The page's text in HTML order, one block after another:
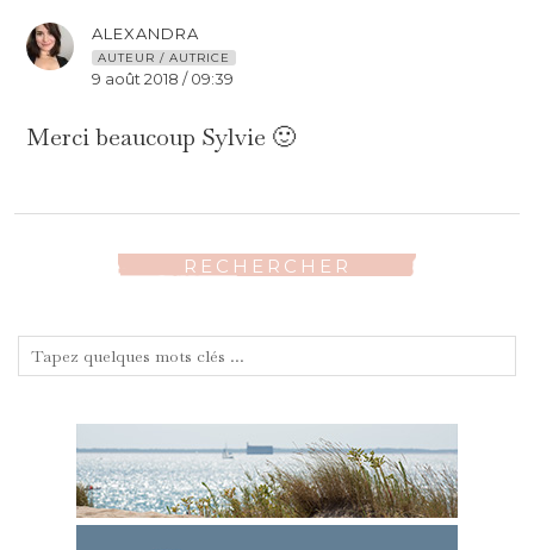
ALEXANDRA
AUTEUR / AUTRICE
9 août 2018 / 09:39
Merci beaucoup Sylvie 🙂
RECHERCHER